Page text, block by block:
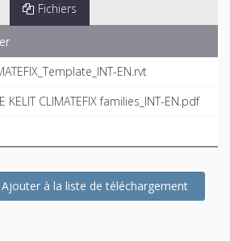
Fichiers
EN.rvt
KELIT CLIMATEFIX families_INT-EN.pdf
Ajouter à la liste de téléchargement